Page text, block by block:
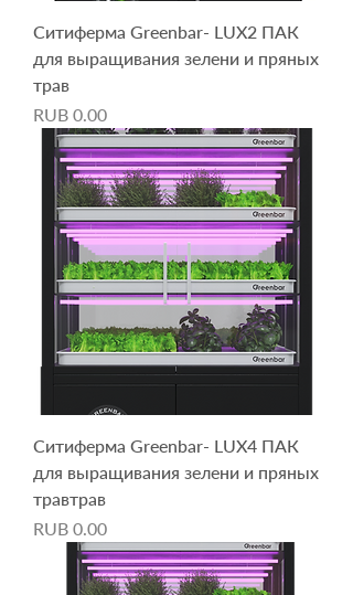
Ситиферма Greenbar- LUX2 ПАК
для выращивания зелени и пряных
трав
Price
RUB 0.00
Ситиферма Greenbar- LUX4 ПАК
для выращивания зелени и пряных
травтрав
Price
RUB 0.00